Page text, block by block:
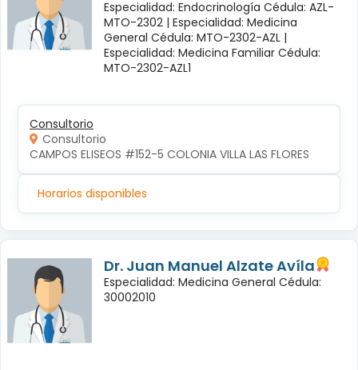
Especialidad: Endocrinología Cédula: AZL-
MTO-2302 | Especialidad: Medicina
General Cédula: MTO-2302-AZL |
Especialidad: Medicina Familiar Cédula:
MTO-2302-AZL1
Consultorio
Consultorio
CAMPOS ELISEOS #152-5 COLONIA VILLA LAS FLORES
Horarios disponibles
Dr. Juan Manuel Alzate Avíla
Especialidad: Medicina General Cédula:
30002010